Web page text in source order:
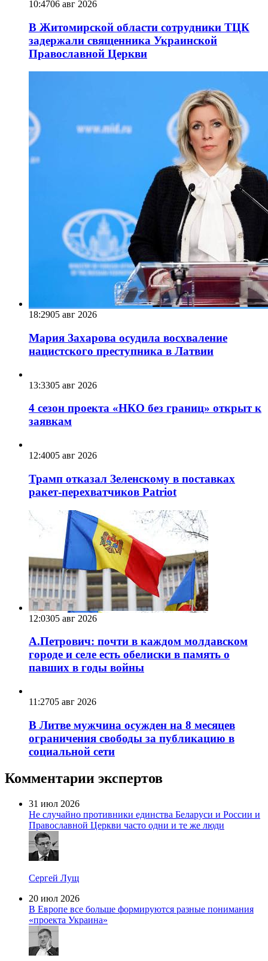
10:4706 авг 2026
В Житомирской области сотрудники ТЦК
задержали священника Украинской
Православной Церкви
18:2905 авг 2026
Мария Захарова осудила восхваление
нацистского преступника в Латвии
13:3305 авг 2026
4 сезон проекта «НКО без границ» открыт к
заявкам
12:4005 авг 2026
Трамп отказал Зеленскому в поставках
ракет-перехватчиков Patriot
12:0305 авг 2026
А.Петрович: почти в каждом молдавском
городе и селе есть обелиски в память о
павших в годы войны
11:2705 авг 2026
В Литве мужчина осужден на 8 месяцев
ограничения свободы за публикацию в
социальной сети
Комментарии экспертов
31 июл 2026
Не случайно противники единства Беларуси и России и
Православной Церкви часто одни и те же люди
Сергей Лущ
20 июл 2026
В Европе все больше формируются разные понимания
«проекта Украина»